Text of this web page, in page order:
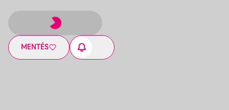
MENTÉS